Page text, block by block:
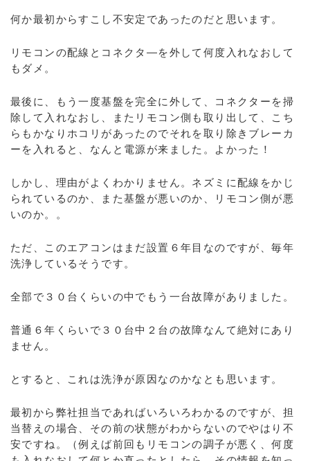
何か最初からすこし不安定であったのだと思います。
リモコンの配線とコネクタ―を外して何度入れなおして
もダメ。
最後に、もう一度基盤を完全に外して、コネクターを掃
除して入れなおし、またリモコン側も取り出して、こち
らもかなりホコリがあったのでそれを取り除きブレーカ
ーを入れると、なんと電源が来ました。よかった！
しかし、理由がよくわかりません。ネズミに配線をかじ
られているのか、また基盤が悪いのか、リモコン側が悪
いのか。。
ただ、このエアコンはまだ設置６年目なのですが、毎年
洗浄しているそうです。
全部で３０台くらいの中でもう一台故障がありました。
普通６年くらいで３０台中２台の故障なんて絶対にあり
ません。
とすると、これは洗浄が原因なのかなとも思います。
最初から弊社担当であればいろいろわかるのですが、担
当替えの場合、その前の状態がわからないのでやはり不
安ですね。（例えば前回もリモコンの調子が悪く、何度